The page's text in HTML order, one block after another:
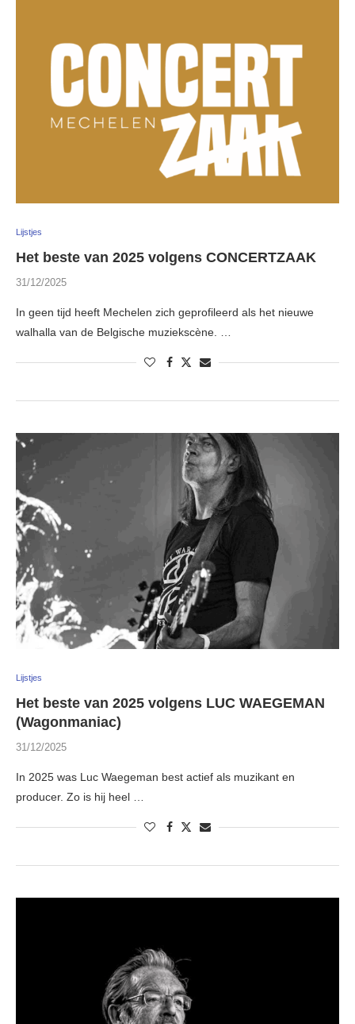
Lijstjes
Het beste van 2025 volgens CONCERTZAAK
31/12/2025
In geen tijd heeft Mechelen zich geprofileerd als het nieuwe
walhalla van de Belgische muziekscène. …
Lijstjes
Het beste van 2025 volgens LUC WAEGEMAN
(Wagonmaniac)
31/12/2025
In 2025 was Luc Waegeman best actief als muzikant en
producer. Zo is hij heel …